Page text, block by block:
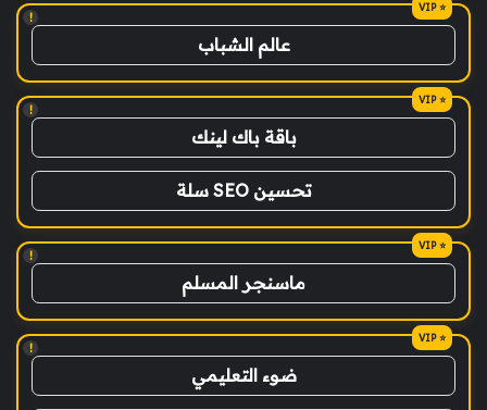
!
عالم الشباب
!
باقة باك لينك
تحسين SEO سلة
!
ماسنجر المسلم
!
ضوء التعليمي